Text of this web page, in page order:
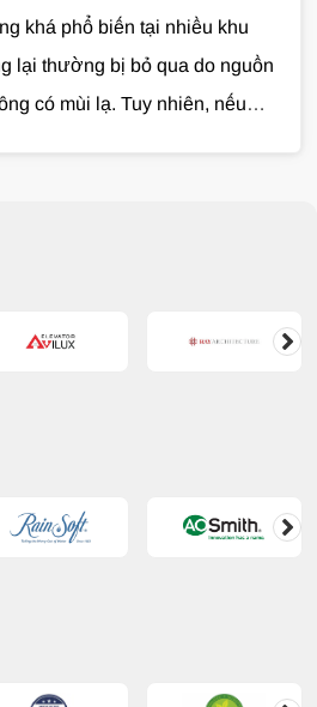
khá phổ biến tại nhiều khu
lại thường bị bỏ qua do nguồn
có mùi lạ. Tuy nhiên, nếu
giải pháp xử lý hiệu quả? Cùng
trong bài viết dưới đây.